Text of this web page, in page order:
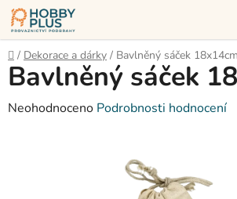
Přejít
na
obsah
Domů
/ Dekorace a dárky / Bavlněný sáček 18x14cm
Bavlněný sáček
Průměrné
Neohodnoceno Podrobnosti hodnocení